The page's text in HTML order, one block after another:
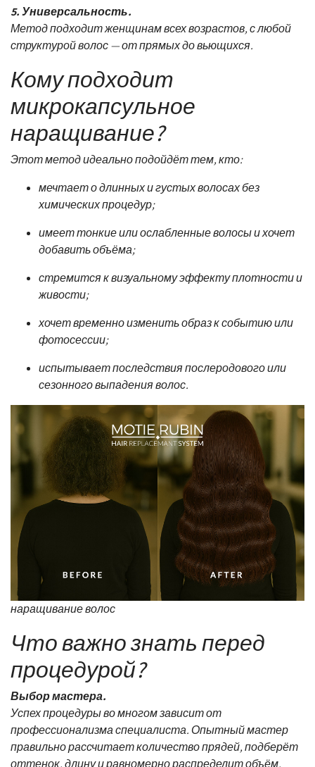
5. Универсальность.
Метод подходит женщинам всех возрастов, с любой
структурой волос — от прямых до вьющихся.
Кому подходит
микрокапсульное
наращивание?
Этот метод идеально подойдёт тем, кто:
мечтает о длинных и густых волосах без
химических процедур;
имеет тонкие или ослабленные волосы и хочет
добавить объёма;
стремится к визуальному эффекту плотности и
живости;
хочет временно изменить образ к событию или
фотосессии;
испытывает последствия послеродового или
сезонного выпадения волос.
наращивание волос
Что важно знать перед
процедурой?
Выбор мастера.
Успех процедуры во многом зависит от
профессионализма специалиста. Опытный мастер
правильно рассчитает количество прядей, подберёт